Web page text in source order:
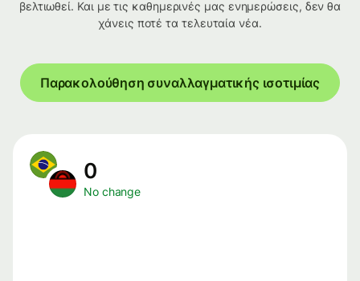
βελτιωθεί. Και με τις καθημερινές μας ενημερώσεις, δεν θα
χάνεις ποτέ τα τελευταία νέα.
Παρακολούθηση συναλλαγματικής ισοτιμίας
0
No change